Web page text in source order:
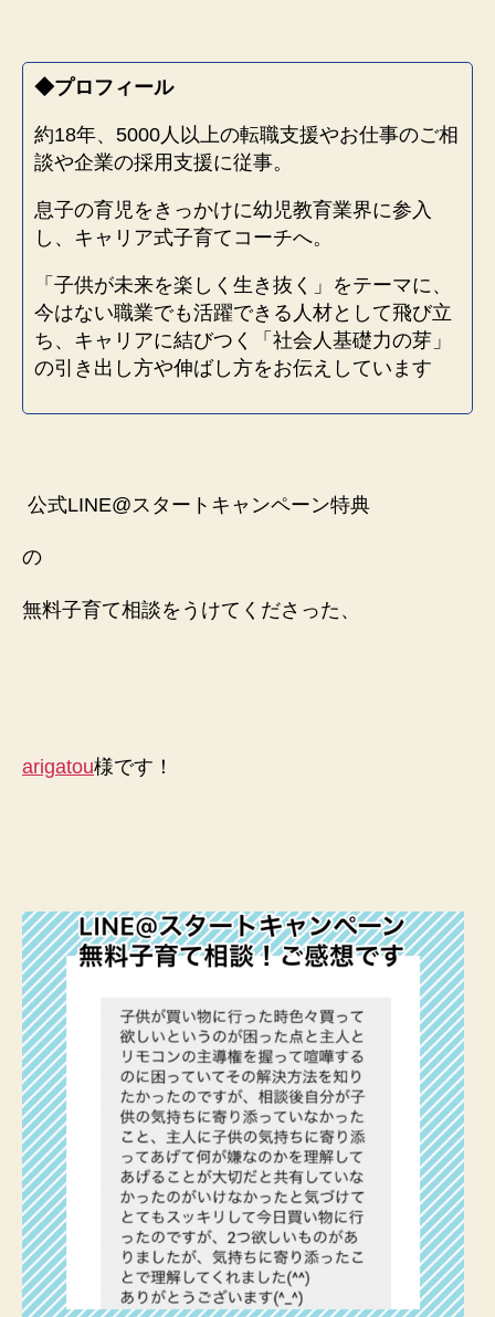
れ
た！
の
◆プロフィール
約18年、5000人以上の転職支援やお仕事のご相
談や企業の採用支援に従事。
息子の育児をきっかけに幼児教育業界に参入
し、キャリア式子育てコーチへ。
「子供が未来を楽しく生き抜く」をテーマに、
今はない職業でも活躍できる人材として飛び立
ち、キャリアに結びつく「社会人基礎力の芽」
の引き出し方や伸ばし方をお伝えしています
公式LINE@スタートキャンペーン特典
の
無料子育て相談をうけてくださった、
arigatou様です！